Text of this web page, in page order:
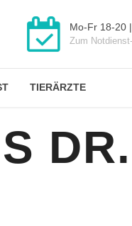
Mo-Fr 18-20
Zum
TIERÄRZTE